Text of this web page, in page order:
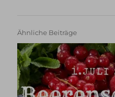
Ähnliche Beiträge